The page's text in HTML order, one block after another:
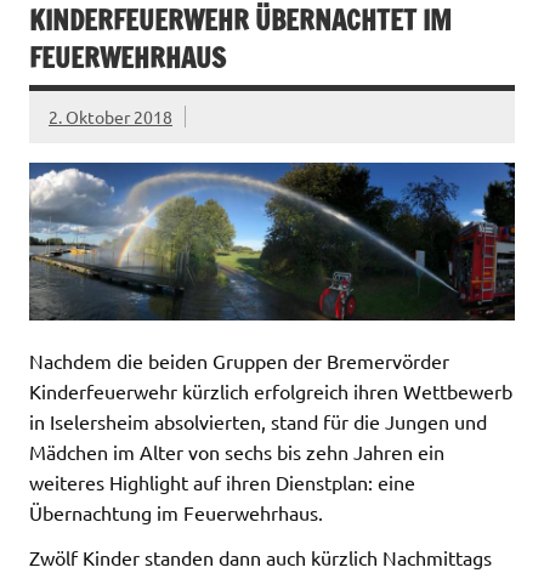
KINDERFEUERWEHR ÜBERNACHTET IM
FEUERWEHRHAUS
2. Oktober 2018
Nachdem die beiden Gruppen der Bremervörder
Kinderfeuerwehr kürzlich erfolgreich ihren Wettbewerb
in Iselersheim absolvierten, stand für die Jungen und
Mädchen im Alter von sechs bis zehn Jahren ein
weiteres Highlight auf ihren Dienstplan: eine
Übernachtung im Feuerwehrhaus.
Zwölf Kinder standen dann auch kürzlich Nachmittags